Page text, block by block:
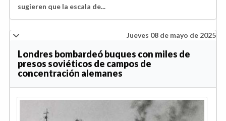
sugieren que la escala de...
Jueves 08 de mayo de 2025
Londres bombardeó buques con miles de
presos soviéticos de campos de
concentración alemanes